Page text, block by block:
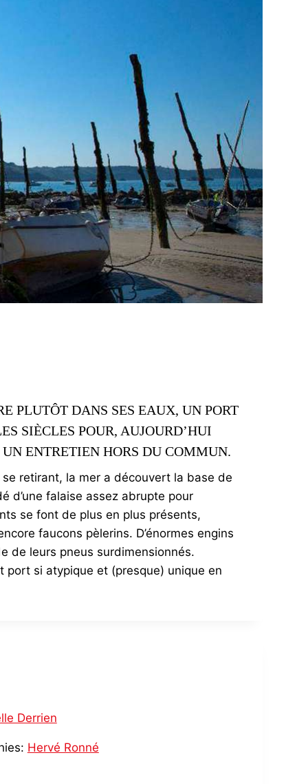
PLUTÔT DANS SES EAUX, UN PORT
SIÈCLES POUR, AUJOURD’HUI
ENTRETIEN HORS DU COMMUN.
retirant, la mer a découvert la base de
d’une falaise assez abrupte pour
se font de plus en plus présents,
faucons pèlerins. D’énormes engins
de leurs pneus surdimensionnés.
port si atypique et (presque) unique en
Derrien
Hervé Ronné